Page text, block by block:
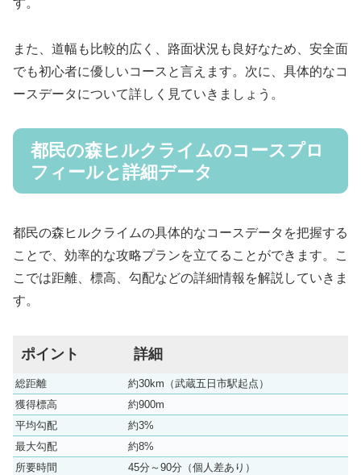
また、道幅も比較的広く、路面状況も良好なため、安全面
でも初心者に優しいコースと言えます。次に、具体的なコ
ースデータについて詳しく見ていきましょう。
都民の森ヒルクライムのコースプロ
フィールと詳細データ
都民の森ヒルクライムの具体的なコースデータを把握する
ことで、効率的な攻略プランを立てることができます。こ
こでは距離、標高、勾配などの詳細情報を解説していきま
す。
ポイント 詳細
総距離
約30km（武蔵五日市駅起点）
獲得標高
約900m
平均勾配
約3%
最大勾配
約8%
所要時間
45分～90分（個人差あり）